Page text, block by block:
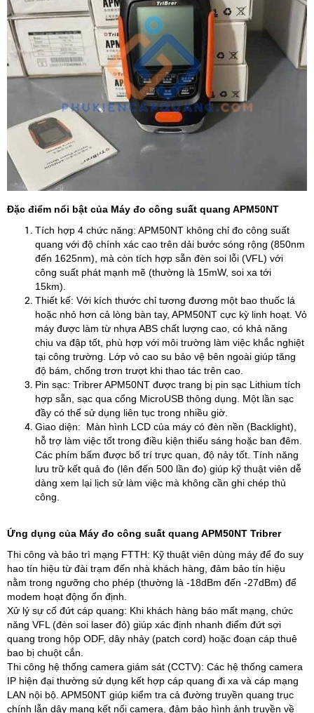
Đặc điểm nổi bật của Máy đo công suất quang APM50NT
Tích hợp 4 chức năng: APM50NT không chỉ đo công suất
quang với độ chính xác cao trên dải bước sóng rộng (850nm
đến 1625nm), mà còn tích hợp sẵn đèn soi lỗi (VFL) với
công suất phát mạnh mẽ (thường là 15mW, soi xa tới
15km).
Thiết kế: Với kích thước chỉ tương đương một bao thuốc lá
hoặc nhỏ hơn cả lòng bàn tay, APM50NT cực kỳ linh hoạt. Vỏ
máy được làm từ nhựa ABS chất lượng cao, có khả năng
chịu va đập tốt, phù hợp với môi trường làm việc khắc nghiệt
tại công trường. Lớp vỏ cao su bảo vệ bên ngoài giúp tăng
độ bám, chống trơn trượt khi thao tác trên cao.​
Pin sạc: Tribrer APM50NT được trang bị pin sạc Lithium tích
hợp sẵn, sạc qua cổng MicroUSB thông dụng. Một lần sạc
đầy có thể sử dụng liên tục trong nhiều giờ.
Giao diện: Màn hình LCD của máy có đèn nền (Backlight),
hỗ trợ làm việc tốt trong điều kiện thiếu sáng hoặc ban đêm.
Các phím bấm được bố trí trực quan, độ nảy tốt. Tính năng
lưu trữ kết quả đo (lên đến 500 lần đo) giúp kỹ thuật viên dễ
dàng xem lại lịch sử làm việc mà không cần ghi chép thủ
công.​
Ứng dụng của Máy đo công suất quang APM50NT Tribrer
Thi công và bảo trì mạng FTTH: Kỹ thuật viên dùng máy để đo suy
hao tín hiệu từ đài trạm đến nhà khách hàng, đảm bảo tín hiệu
nằm trong ngưỡng cho phép (thường là -18dBm đến -27dBm) để
modem hoạt động ổn định.
Xử lý sự cố đứt cáp quang: Khi khách hàng báo mất mạng, chức
năng VFL (đèn soi laser đỏ) giúp xác định nhanh điểm đứt sợi
quang trong hộp ODF, dây nhảy (patch cord) hoặc đoạn cáp thuê
bao bị chuột cắn.​
Thi công hệ thống camera giám sát (CCTV): Các hệ thống camera
IP hiện đại thường sử dụng kết hợp cáp quang đi xa và cáp mạng
LAN nội bộ. APM50NT giúp kiểm tra cả đường truyền quang trục
chính lẫn dây mạng kết nối camera, đảm bảo hình ảnh truyền về